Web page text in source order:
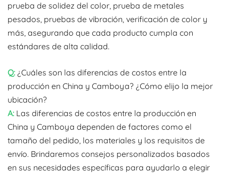
prueba de solidez del color, prueba de metales
pesados, pruebas de vibración, verificación de color y
más, asegurando que cada producto cumpla con
estándares de alta calidad.
Q: ¿Cuáles son las diferencias de costos entre la
producción en China y Camboya? ¿Cómo elijo la mejor
ubicación?
A: Las diferencias de costos entre la producción en
China y Camboya dependen de factores como el
tamaño del pedido, los materiales y los requisitos de
envío. Brindaremos consejos personalizados basados
en sus necesidades específicas para ayudarlo a elegir